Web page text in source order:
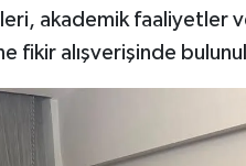
akademik faaliyetler
fikir alışverişinde